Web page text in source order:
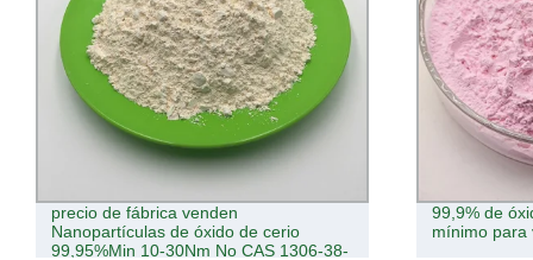
precio de fábrica venden
Nanopartículas de óxido de cerio
99,95%Min 10-30Nm No CAS 1306-38-
99,9% de
mínimo para